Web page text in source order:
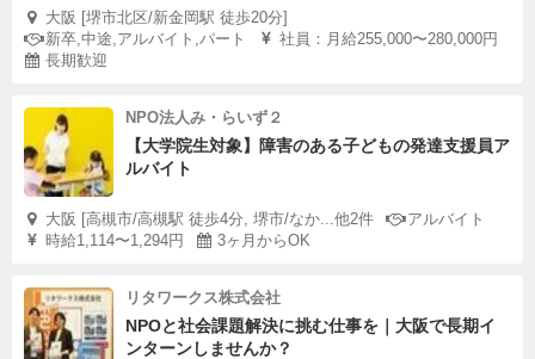
大阪 [堺市北区/新金岡駅 徒歩20分]
新卒,中途,アルバイト,パート
社員：月給255,000〜280,000円
長期歓迎
NPO法人み・らいず２
【大学院生対象】障害のある子どもの発達支援員ア
ルバイト
大阪 [高槻市/高槻駅 徒歩4分, 堺市/なか...他2件
アルバイト
時給1,114〜1,294円
3ヶ月からOK
リタワークス株式会社
NPOと社会課題解決に挑む仕事を｜大阪で長期イ
ンターンしませんか？